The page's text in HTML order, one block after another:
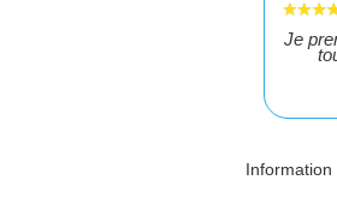
Je
Information